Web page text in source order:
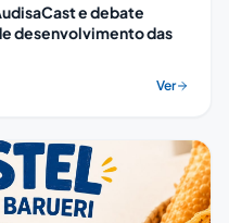
e debate
desenvolvimento das
Ver